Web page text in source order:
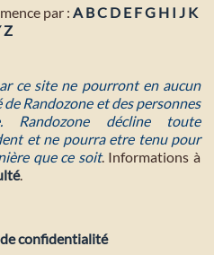
par : A BC D E FG H I J K
Z
ce site ne pourront en aucun
Randozone et des personnes
décline toute
et ne pourra etre tenu pour
que ce soit. Informations à
.
confidentialité